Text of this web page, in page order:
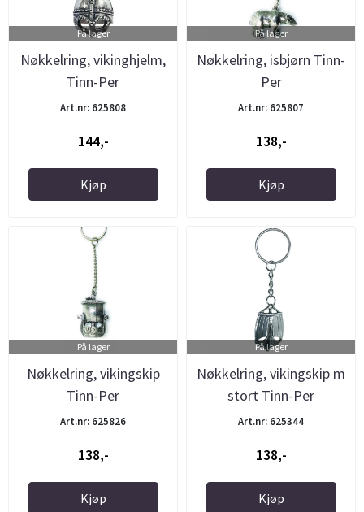
På lager
Nøkkelring, vikinghjelm,
Tinn-Per
Art.nr: 625808
144,-
Kjøp
På lager
Nøkkelring, isbjørn Tinn-
Per
Art.nr: 625807
138,-
Kjøp
På lager
Nøkkelring, vikingskip
Tinn-Per
Art.nr: 625826
138,-
Kjøp
På lager
Nøkkelring, vikingskip m
stort Tinn-Per
Art.nr: 625344
138,-
Kjøp